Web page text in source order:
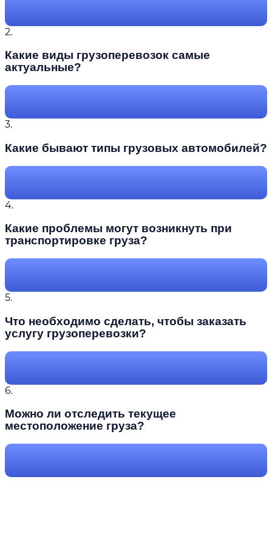
2.
Какие виды грузоперевозок самые
актуальные?
3.
Какие бывают типы грузовых автомобилей?
4.
Какие проблемы могут возникнуть при
транспортировке груза?
5.
Что необходимо сделать, чтобы заказать
услугу грузоперевозки?
6.
Можно ли отследить текущее
местоположение груза?